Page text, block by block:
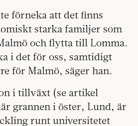
förneka att det finns
starka familjer som
och flytta till Lomma.
i det för oss, samtidigt
för Malmö, säger han.
i tillväxt (se artikel
grannen i öster, Lund, är
runt universitetet